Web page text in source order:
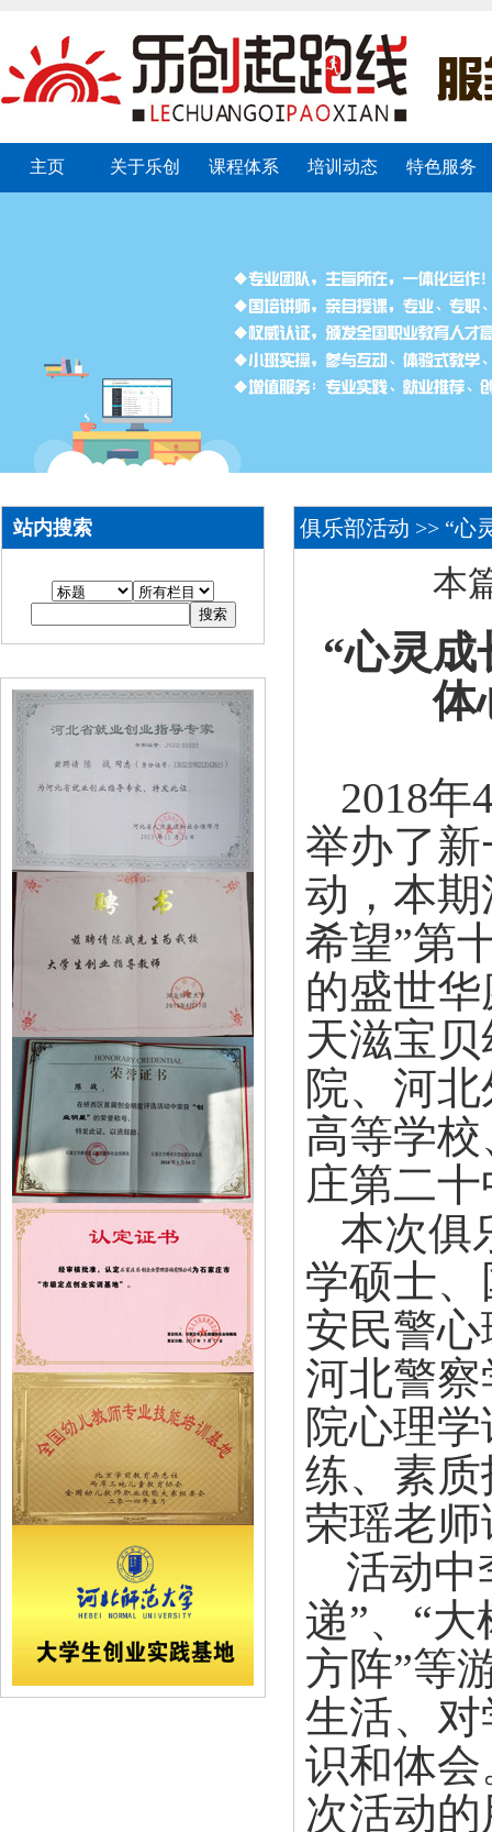
主页 关于乐创 课程体系 培训动态 特色服务
站内搜索 俱乐部活动 >> “心
本
“心灵成
体
2018年
举办了
动，本
希望”第
的盛世
天滋宝
院、河
高等学
庄第二
本次俱
学硕士
安民警
河北警
院心理
练、素
荣瑶老
活动中
递”、“
方阵”等
生活、
识和体
次活动